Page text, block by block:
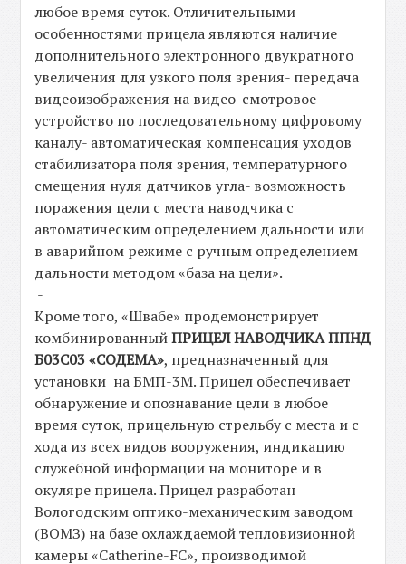
любое время суток. Отличительными
особенностями прицела являются наличие
дополнительного электронного двукратного
увеличения для узкого поля зрения- передача
видеоизображения на видео-смотровое
устройство по последовательному цифровому
каналу- автоматическая компенсация уходов
стабилизатора поля зрения, температурного
смещения нуля датчиков угла- возможность
поражения цели с места наводчика с
автоматическим определением дальности или
в аварийном режиме с ручным определением
дальности методом «база на цели».
-
Кроме того, «Швабе» продемонстрирует
комбинированныйПРИЦЕЛ НАВОДЧИКА ППНД
Б03С03 «СОДЕМА», предназначенный для
установки на БМП-3М. Прицел обеспечивает
обнаружение и опознавание цели в любое
время суток, прицельную стрельбу с места и с
хода из всех видов вооружения, индикацию
служебной информации на мониторе и в
окуляре прицела. Прицел разработан
Вологодским оптико-механическим заводом
(ВОМЗ) на базе охлаждаемой тепловизионной
камеры «Catherine-FC», производимой